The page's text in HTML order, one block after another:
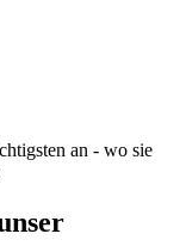
an - wo sie